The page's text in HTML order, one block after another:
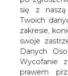
plików
„Przejdź do
Zarząd
CIRE.pl
Podając
na
postaci
Agencji
Warszawie.